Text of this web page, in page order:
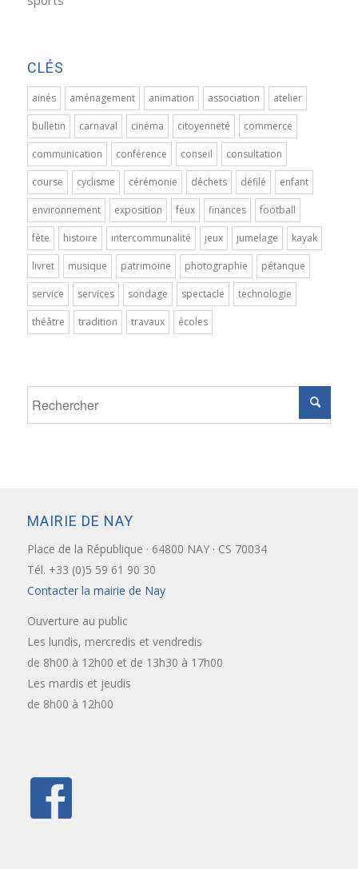
CLÉS
ainés aménagement animation association atelier
bulletin carnaval cinéma citoyenneté commerce
communication conférence conseil consultation
course cyclisme cérémonie déchets défilé enfant
environnement exposition feux finances football
fête histoire intercommunalité jeux jumelage kayak
livret musique patrimoine photographie pétanque
service services sondage spectacle technologie
théâtre tradition travaux écoles
MAIRIE DE NAY
Place de la République · 64800 NAY · CS 70034
Tél. +33 (0)5 59 61 90 30
Contacter la mairie de Nay
Ouverture au public
Les lundis, mercredis et vendredis
de 8h00 à 12h00 et de 13h30 à 17h00
Les mardis et jeudis
de 8h00 à 12h00